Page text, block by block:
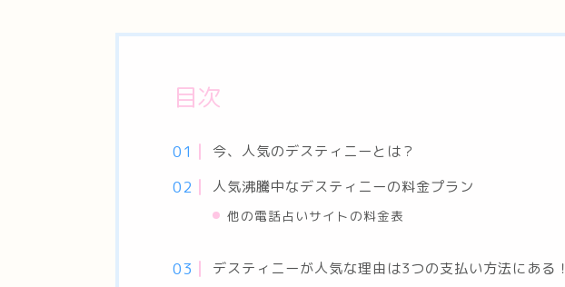
目次
今、人気のデスティニーとは？
人気沸騰中なデスティニーの料金プラン
他の電話占いサイトの料金表
デスティニーが人気な理由は3つの支払い方法にある！